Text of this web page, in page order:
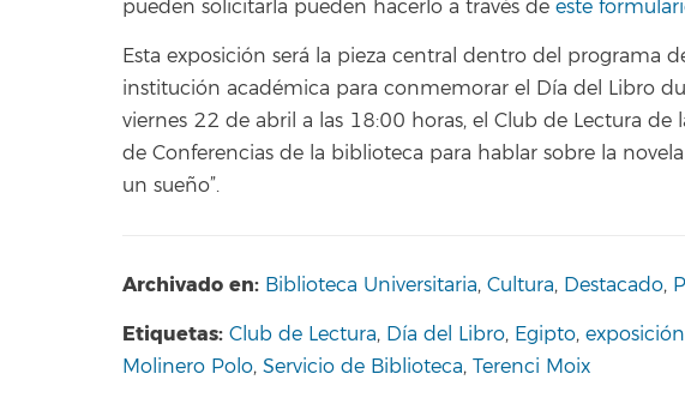
pueden solicitarla pueden hacerlo a través de este
Esta exposición será la pieza central dentro del programa
institución académica para conmemorar el Día del Libro
viernes 22 de abril a las 18:00 horas, el Club de Lectura de
de Conferencias de la biblioteca para hablar sobre la
un sueño”.
Archivado en: Biblioteca Universitaria, Cultura, Destacado,
Etiquetas: Club de Lectura, Día del Libro, Egipto,
Molinero Polo, Servicio de Biblioteca, Terenci Moix